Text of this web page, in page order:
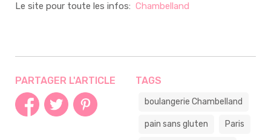
Le site pour toute les infos: Chambelland
PARTAGER L'ARTICLE TAGS
boulangerie Chambelland
pain sans gluten Paris